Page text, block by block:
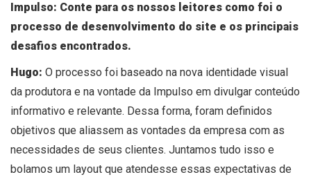
Impulso: Conte para os nossos leitores como foi o
processo de desenvolvimento do site e os principais
desafios encontrados.
Hugo: O processo foi baseado na nova identidade visual
da produtora e na vontade da Impulso em divulgar conteúdo
informativo e relevante. Dessa forma, foram definidos
objetivos que aliassem as vontades da empresa com as
necessidades de seus clientes. Juntamos tudo isso e
bolamos um layout que atendesse essas expectativas de